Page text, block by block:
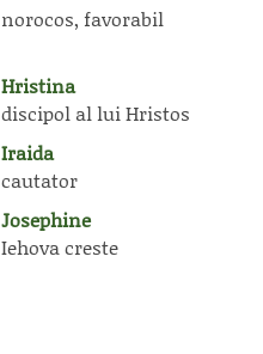
norocos, favorabil
Hristina
discipol al lui Hristos
Iraida
cautator
Josephine
Iehova creste